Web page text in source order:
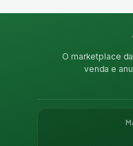
O marketplace
venda e